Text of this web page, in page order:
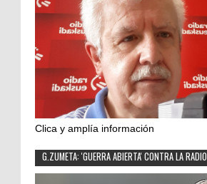
Clica y amplía información
G.ZUMETA: 'GUERRA ABIERTA' CONTRA LA RADIO